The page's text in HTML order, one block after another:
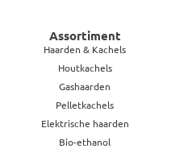
Assortiment
Haarden & Kachels
Houtkachels
Gashaarden
Pelletkachels
Elektrische haarden
Bio-ethanol